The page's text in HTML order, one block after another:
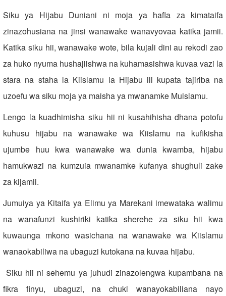
Siku ya Hijabu Duniani ni moja ya hafla za kimataifa
zinazohusiana na jinsi wanawake wanavyovaa katika jamii.
Katika siku hii, wanawake wote, bila kujali dini au rekodi zao
za huko nyuma hushajiishwa na kuhamasishwa kuvaa vazi la
stara na staha la Kiislamu la Hijabu ili kupata tajiriba na
uzoefu wa siku moja ya maisha ya mwanamke Muislamu.
Lengo la kuadhimisha siku hii ni kusahihisha dhana potofu
kuhusu hijabu na wanawake wa Kiislamu na kufikisha
ujumbe huu kwa wanawake wa dunia kwamba, hijabu
hamukwazi na kumzuia mwanamke kufanya shughuli zake
za kijamii.
Jumuiya ya Kitaifa ya Elimu ya Marekani imewataka walimu
na wanafunzi kushiriki katika sherehe za siku hii kwa
kuwaunga mkono wasichana na wanawake wa Kiislamu
wanaokabiliwa na ubaguzi kutokana na kuvaa hijabu.
Siku hii ni sehemu ya juhudi zinazolengwa kupambana na
fikra finyu, ubaguzi, na chuki wanayokabiliana nayo